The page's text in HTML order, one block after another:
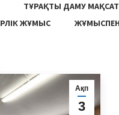
ТҰРАҚТЫ ДАМУ
ЖҰМЫС
Ақп
3